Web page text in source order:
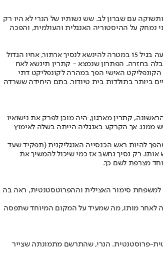
עם שברון לב. שש נשותיו של הנרי לא היו רק
סיפור חיים מרתק משלה, הותירה חותם בלתי נמחק על ההיסטוריה האנגלית והעולמית, והפכה
קתרין מאראגון הייתה נסיכה ספרדית, בתם של פרדיננד ואיזבלה שאיחדו את ספרד (וגירשו את היהודים). היא הייתה בעלת חינוך קפדני ורקע דתי מוצק. לאנגליה היא הגיעה בגיל 15 במטרה להינשא לנסיך ארתור, אחיו הגדול
וגם לא לקבלה בחזרה. הפתרון שנמצא - קתרין תינשא לאח
האישי הפך במהרה לקונפליקט דתי
ביותר בתולדות בית טיודור. בתם היחידה ששרדה
קתרין מארגון, היה מוכן לפרק את נישואיו
ממנו. אך הקרקע באנגליה הייתה בשלה לאימוץ
להיות ראש הכנסייה האנגליקנית (תפקיד שעד
יורש זכר, אלא ילדה בת בלבד - אליזבת, לימים אליזבת ה-1. הנרי כמובן רצה בן שיירש אותו. רק נסיך נחשב אז כמי שיכול להמשיך את
מצרפת לשם כך.
למשפחת סימור האצילית וההפרוטסטנטית, ראה בה
לאחר מותו, מה שמעיד על המקום המיוחד שתפסה
פרוסטנטית. הנרי, שהתרשם מתמונתה שצייר